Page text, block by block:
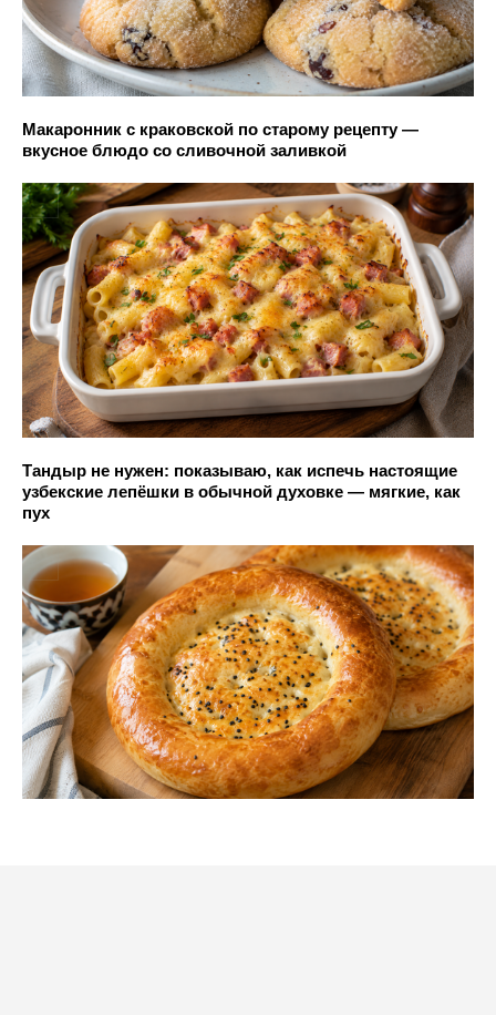
Макаронник с краковской по старому рецепту —
вкусное блюдо со сливочной заливкой
Тандыр не нужен: показываю, как испечь настоящие
узбекские лепёшки в обычной духовке — мягкие, как
пух